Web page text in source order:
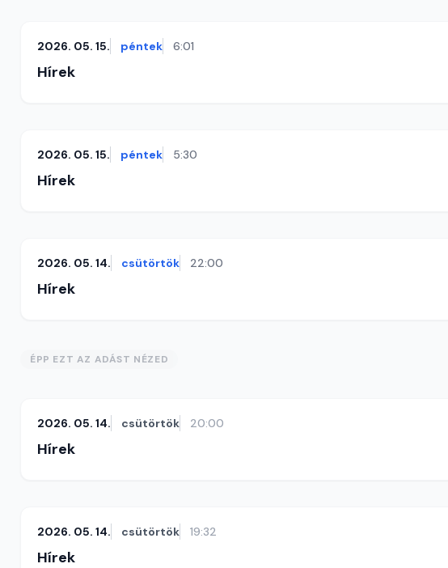
2026. 05. 15. péntek 6:01
Hírek
2026. 05. 15. péntek 5:30
Hírek
2026. 05. 14. csütörtök 22:00
Hírek
ÉPP EZT AZ ADÁST NÉZED
2026. 05. 14. csütörtök 20:00
Hírek
2026. 05. 14. csütörtök 19:32
Hírek